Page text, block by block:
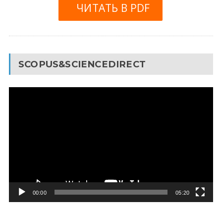
ЧИТАТЬ В PDF
SCOPUS&SCIENCEDIRECT
00:00 05:20